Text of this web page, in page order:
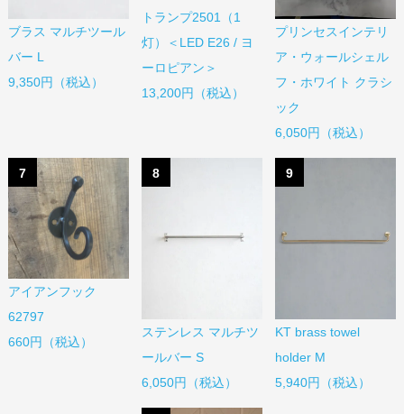
ブラス マルチツール
バー L
9,350円（税込）
トランプ2501（1
灯）＜LED E26 / ヨ
ーロピアン＞
13,200円（税込）
プリンセスインテリ
ア・ウォールシェル
フ・ホワイト クラシ
ック
6,050円（税込）
7
アイアンフック
62797
660円（税込）
8
ステンレス マルチツ
ールバー S
6,050円（税込）
9
KT brass towel
holder M
5,940円（税込）